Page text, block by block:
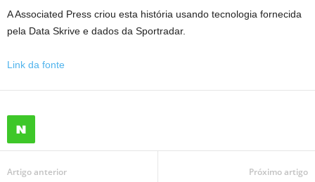
A Associated Press criou esta história usando tecnologia fornecida
pela Data Skrive e dados da Sportradar.
Link da fonte
Artigo anterior Próximo artigo